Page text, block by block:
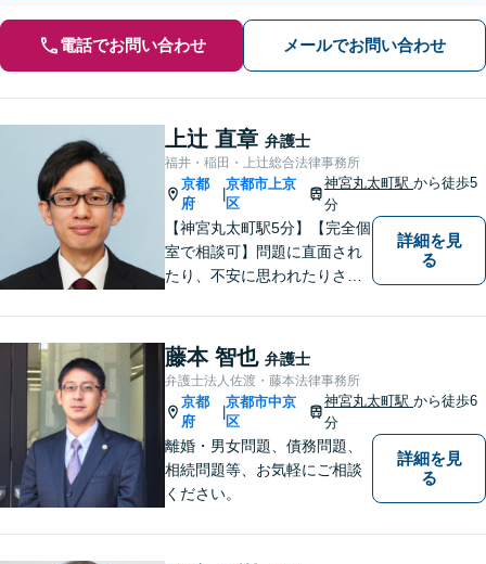
電話でお問い合わせ メールでお問い合わせ
上辻 直章 弁護士
福井・稲田・上辻総合法律事務所
京都
府
|
京都市上京
区
神宮丸太町駅から徒歩5
分
【神宮丸太町駅5分】【完全個
室で相談可】問題に直面され
たり、不安に思われたりされ
い、問題を解決することはも
ちろんのこと、皆様が持たれ
ている不安を少しでも解消し
てまいりたいと考えていま
す。
詳細を見
る
藤本 智也 弁護士
弁護士法人佐渡・藤本法律事務所
京都
府
|
京都市中京
区
神宮丸太町駅から徒歩6
分
離婚・男女問題、債務問題、
相続問題等、お気軽にご相談
ください。
詳細を見
る